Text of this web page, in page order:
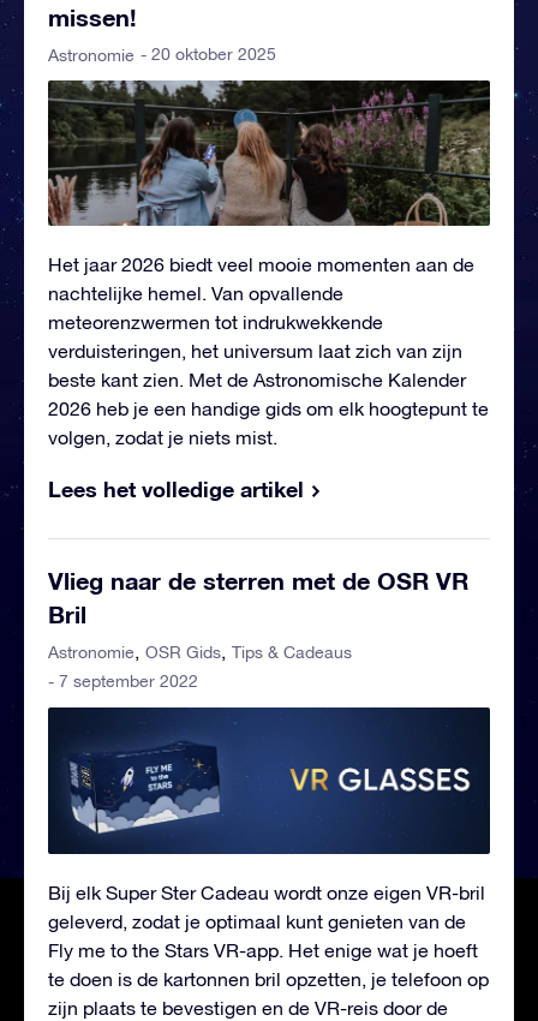
missen!
Astronomie - 20 oktober 2025
Het jaar 2026 biedt veel mooie momenten aan de
nachtelijke hemel. Van opvallende
meteorenzwermen tot indrukwekkende
verduisteringen, het universum laat zich van zijn
beste kant zien. Met de Astronomische Kalender
2026 heb je een handige gids om elk hoogtepunt te
volgen, zodat je niets mist.
Lees het volledige artikel
Vlieg naar de sterren met de OSR VR
Bril
Astronomie OSR Gids Tips & Cadeaus
- 7 september 2022
Bij elk Super Ster Cadeau wordt onze eigen VR-bril
geleverd, zodat je optimaal kunt genieten van de
Fly me to the Stars VR-app. Het enige wat je hoeft
te doen is de kartonnen bril opzetten, je telefoon op
zijn plaats te bevestigen en de VR-reis door de